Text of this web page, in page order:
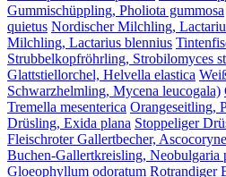
Gummischüppling, Pholiota gummosa
quietus Nordischer Milchling,
Milchling, Lactarius blennius
Strubbelkopfröhrling, Strobilomyces
Glattstiellorchel, Helvella elastica
Schwarzhelmling, Mycena leucogala)
Tremella mesenterica Orangeseitling,
Drüsling, Exida plana Stoppeliger
Fleischroter Gallertbecher,
Buchen-Gallertkreisling, Neobulgaria
Gloeophyllum odoratum Rotrandiger